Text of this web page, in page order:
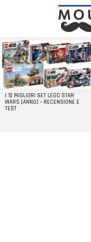
LATEST
STORIES
I 13 MIGLIORI SET LEGO STAR
WARS [ANNO] – RECENSIONE E
TEST